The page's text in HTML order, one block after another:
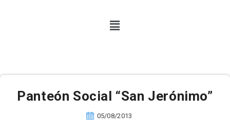
Panteón Social “San Jerónimo”
05/08/2013